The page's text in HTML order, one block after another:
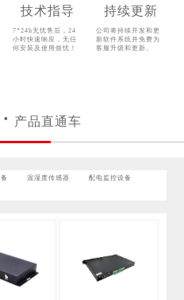
技术指导
7*24h无忧售后，24
小时快速响应，无任
何安装及使用烦忧！
持续更新
公司将持续开发和更
新软件系统并免费为
客服升级和更新。
产品直通车
温湿度传感器 配电监控设备